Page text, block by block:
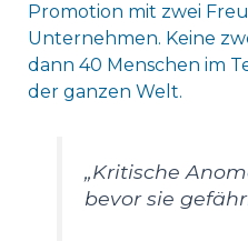
Promotion mit zwei
Unternehmen. Keine
dann 40 Menschen im
der ganzen Welt.
„Kritische
bevor sie